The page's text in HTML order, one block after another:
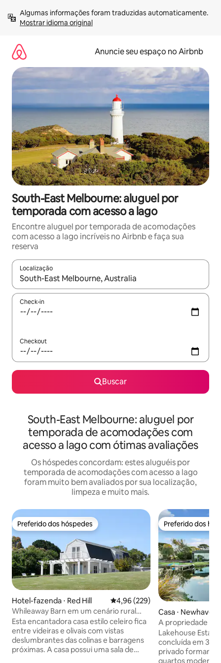
para
Mostrar idioma original
Anuncie seu espaço no Airbnb
South-East Melbourne: aluguel por
temporada com acesso a lago
Encontre aluguel por temporada de acomodações
com acesso a lago incríveis no Airbnb e faça sua
reserva
Localização
Quando os resultados estiverem disponíveis, explore-os
Check-in
Checkout
Buscar
South-East Melbourne: aluguel por
temporada de acomodações com
acesso a lago com ótimas avaliações
Os hóspedes concordam: estes aluguéis por
temporada de acomodações com acesso a lago
foram muito bem avaliados por sua localização,
limpeza e muito mais.
Preferido dos hóspedes
Preferido dos hóspedes
Hotel-fazenda ⋅ Red Hill 4,96 de uma avaliação média de
4,96 (229)
Whileaway Barn em um cenário rural
idílico de Red Hill
Esta encantadora casa estilo celeiro fica
entre videiras e olivais com vistas
deslumbrantes das colinas e barragens
próximas. A casa possui uma sala de
Preferido dos
Preferido dos
Casa ⋅ Newhaven
A propriedade
acres com lago
Lakehouse
concluída em 3
privado formando
quartos